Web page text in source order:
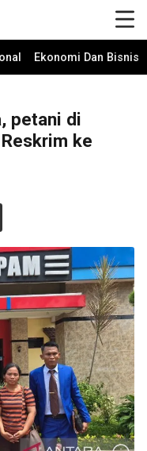
Ekonomi Dan Bisnis
petani di
ke